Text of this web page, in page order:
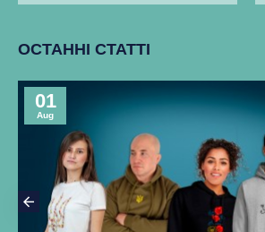
ОСТАННІ СТАТТІ
01
Aug